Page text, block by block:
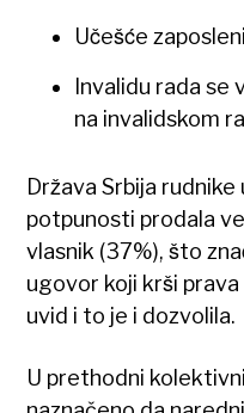
Učešće
Invalidu rada se
na invalidskom
Država Srbija
potpunosti prodala
vlasnik (37%), što
ugovor koji krši
uvid i to je i dozvolila.
U prethodni